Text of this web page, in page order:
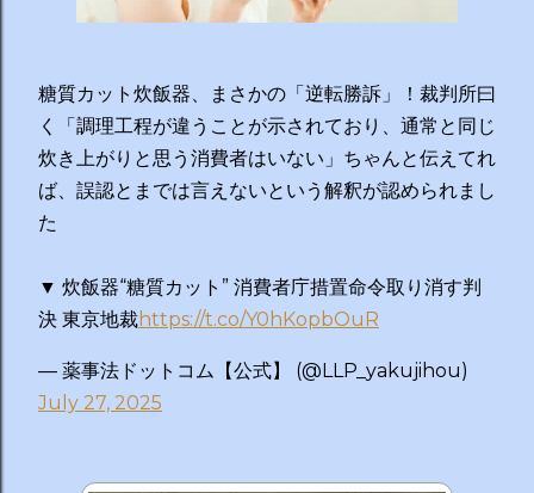
糖質カット炊飯器、まさかの「逆転勝訴」！裁判所曰
く「調理工程が違うことが示されており、通常と同じ
炊き上がりと思う消費者はいない」ちゃんと伝えてれ
ば、誤認とまでは言えないという解釈が認められまし
た
▼ 炊飯器“糖質カット” 消費者庁措置命令取り消す判
決 東京地裁https://t.co/Y0hKopbOuR
— 薬事法ドットコム【公式】 (@LLP_yakujihou)
July 27, 2025